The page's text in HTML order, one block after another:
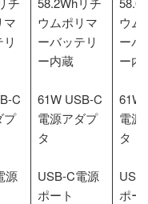
マ
C
プ
源
ウムポリマ
ーバッテリ
ー内蔵
61W USB-C
電源アダプ
タ
USB-C電源
ポート
ウム
ーバ
ー内
61W
電源
タ
ポー